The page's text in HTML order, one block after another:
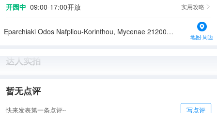
开园中 09:00-17:00开放 实用攻略 
Eparchiaki Odos Nafpliou-Korinthou, Mycenae 21200, Greece
地图·周边
达人实拍
暂无点评
快来发表第一条点评~ 写点评